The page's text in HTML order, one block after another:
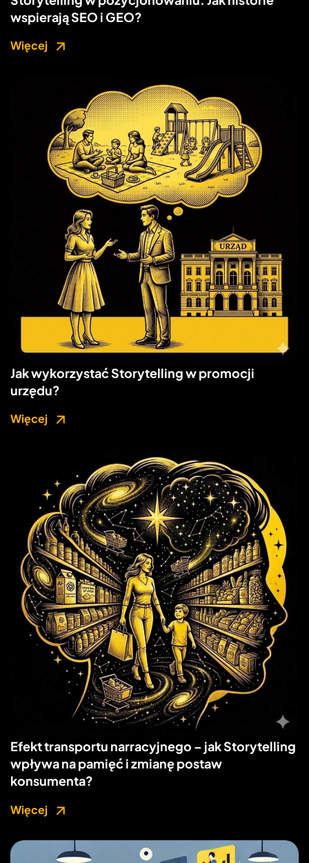
wspierają SEO i GEO?
Więcej
Jak wykorzystać Storytelling w promocji
urzędu?
Więcej
Efekt transportu narracyjnego – jak Storytelling
wpływa na pamięć i zmianę postaw
konsumenta?
Więcej